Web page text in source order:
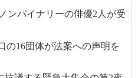
ンバイナリーの俳優2人が受
の16団体が法案への声明を